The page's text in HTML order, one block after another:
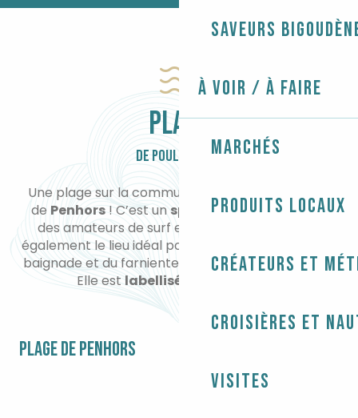
Saveurs
À voir / À faire
Marchés
Produits locaux
Créateurs et
Croisières et
Visites
PLAGE
DE POULDREUZIC
Une plage sur la commune de Pouldreuzic : celle
de Penhors ! C’est un spot de glisse très prisé
des amateurs de surf et de char à voile. C’est
également le lieu idéal pour profiter des joies de la
baignade et du farniente en famille ou entre amis.
Elle est labellisée Pavillon Bleu
PLAGE DE PENHORS